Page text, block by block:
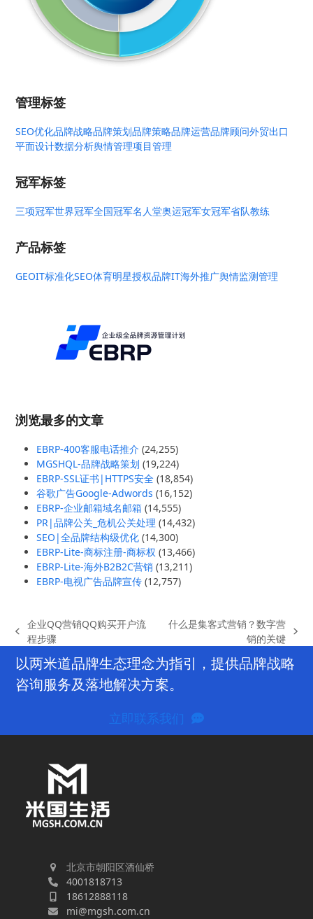
管理标签
SEO优化品牌战略品牌策划品牌策略品牌运营品牌顾问外贸出口
平面设计数据分析舆情管理项目管理
冠军标签
三项冠军世界冠军全国冠军名人堂奥运冠军女冠军省队教练
产品标签
GEOIT标准化SEO体育明星授权品牌IT海外推广舆情监测管理
浏览最多的文章
EBRP-400客服电话推介 (24,255)
MGSHQL-品牌战略策划 (19,224)
EBRP-SSL证书|HTTPS安全 (18,854)
谷歌广告Google-Adwords (16,152)
EBRP-企业邮箱域名邮箱 (14,555)
PR|品牌公关_危机公关处理 (14,432)
SEO|全品牌结构级优化 (14,300)
EBRP-Lite-商标注册-商标权 (13,466)
EBRP-Lite-海外B2B2C营销 (13,211)
EBRP-电视广告品牌宣传 (12,757)
previous
企业QQ营销QQ购买开户流
程步骤
什么是集客式营销？数字营
销的关键
以两米道品牌生态理念为指引，提供品牌战略
咨询服务及落地解决方案。
立即联系我们
北京市朝阳区酒仙桥
4001818713
18612888118
mi@mgsh.com.cn